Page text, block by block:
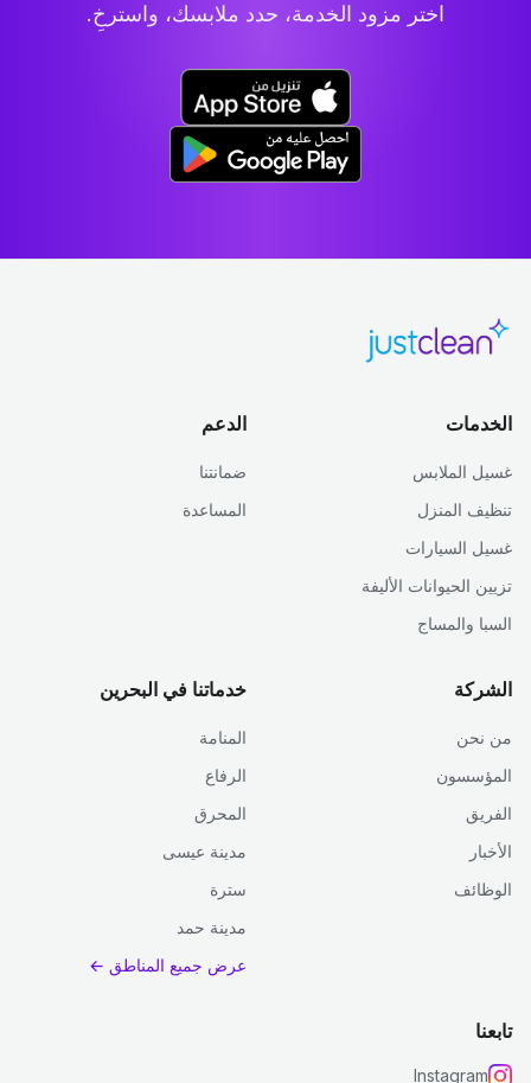
اختر مزود الخدمة، حدد ملابسك، واسترخِ.
الخدمات
غسيل الملابس
تنظيف المنزل
غسيل السيارات
تزيين الحيوانات الأليفة
السبا والمساج
الدعم
ضمانتنا
المساعدة
الشركة
من نحن
المؤسسون
الفريق
الأخبار
الوظائف
خدماتنا في البحرين
المنامة
الرفاع
المحرق
مدينة عيسى
سترة
مدينة حمد
عرض جميع المناطق ←
تابعنا
Instagram